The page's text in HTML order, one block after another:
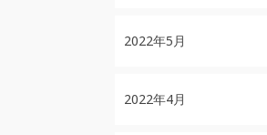
2022年5月
2022年4月